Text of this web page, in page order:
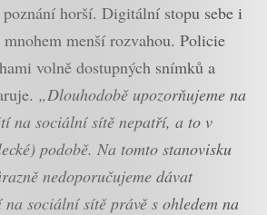
horší. Digitální stopu sebe i
menší rozvahou. Policie
volně dostupných snímků a
„Dlouhodobě upozorňujeme na
na sociální sítě nepatří, a to v
podobě. Na tomto stanovisku
nedoporučujeme dávat
sociální sítě právě s ohledem na